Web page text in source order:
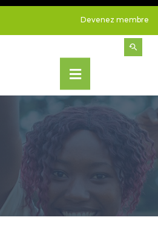
Devenez membre